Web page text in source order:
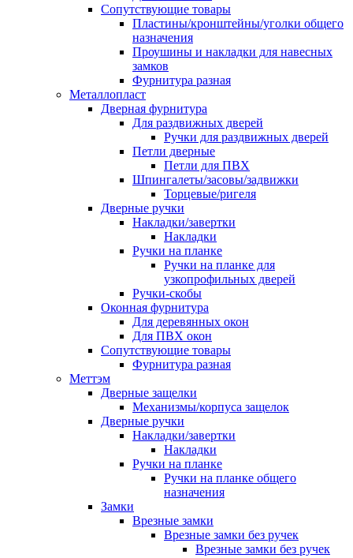
Сопутствующие товары
Пластины/кронштейны/уголки общего
назначения
Проушины и накладки для навесных
замков
Фурнитура разная
Металлопласт
Дверная фурнитура
Для раздвижных дверей
Ручки для раздвижных дверей
Петли дверные
Петли для ПВХ
Шпингалеты/засовы/задвижки
Торцевые/ригеля
Дверные ручки
Накладки/завертки
Накладки
Ручки на планке
Ручки на планке для
узкопрофильных дверей
Ручки-скобы
Оконная фурнитура
Для деревянных окон
Для ПВХ окон
Сопутствующие товары
Фурнитура разная
Меттэм
Дверные защелки
Механизмы/корпуса защелок
Дверные ручки
Накладки/завертки
Накладки
Ручки на планке
Ручки на планке общего
назначения
Замки
Врезные замки
Врезные замки без ручек
Врезные замки без ручек